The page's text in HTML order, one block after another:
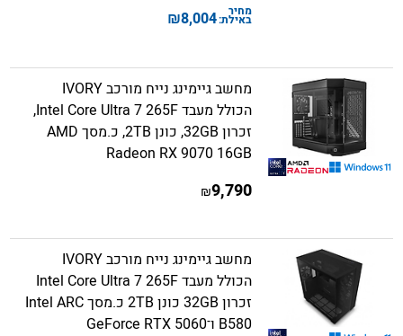
מחיר
באילת:8,004
₪
מחשב גיימינג נייח מורכב IVORY
הכולל מעבד Intel Core Ultra 7 265F,
זכרון 32GB, כונן 2TB, כ.מסך AMD
Radeon RX 9070 16GB
9,790
₪
מחשב גיימינג נייח מורכב IVORY
הכולל מעבד Intel Core Ultra 7 265F
זכרון 32GB כונן 2TB כ.מסך Intel ARC
B580 ו־GeForce RTX 5060